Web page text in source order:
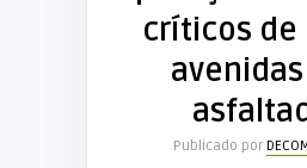
críticos de
Publicado por